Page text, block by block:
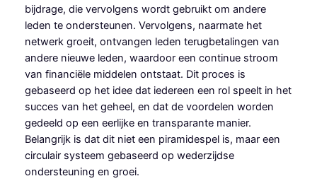
bijdrage, die vervolgens wordt gebruikt om andere
leden te ondersteunen. Vervolgens, naarmate het
netwerk groeit, ontvangen leden terugbetalingen van
andere nieuwe leden, waardoor een continue stroom
van financiële middelen ontstaat. Dit proces is
gebaseerd op het idee dat iedereen een rol speelt in het
succes van het geheel, en dat de voordelen worden
gedeeld op een eerlijke en transparante manier.
Belangrijk is dat dit niet een piramidespel is, maar een
circulair systeem gebaseerd op wederzijdse
ondersteuning en groei.